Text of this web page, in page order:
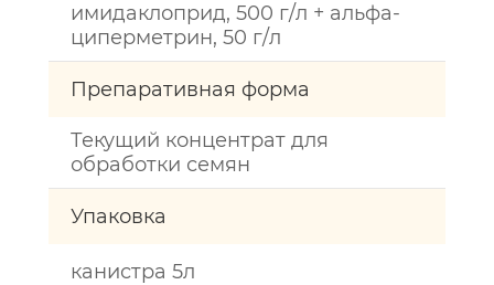
имидаклоприд, 500 г/л + альфа-
циперметрин, 50 г/л
Препаративная форма
Текущий концентрат для
обработки семян
Упаковка
канистра 5л